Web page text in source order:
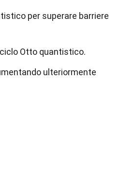
per superare barriere
Otto quantistico.
ulteriormente